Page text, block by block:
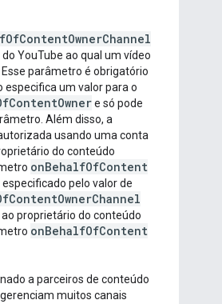
OfContentOwnerChannel
YouTube ao qual um vídeo
parâmetro é obrigatório
especifica um valor para o
ContentOwnere só pode
Além disso, a
usando uma conta
do conteúdo
onBehalfOfContent
especificado pelo valor de
ContentOwnerChannel
proprietário do conteúdo
onBehalfOfContent
a parceiros de conteúdo
muitos canais